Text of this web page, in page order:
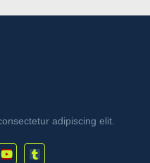
adipiscing elit.